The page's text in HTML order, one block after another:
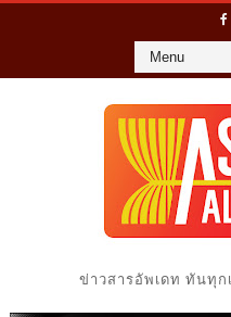
ข่าวสารอัพเดท ทันทุก